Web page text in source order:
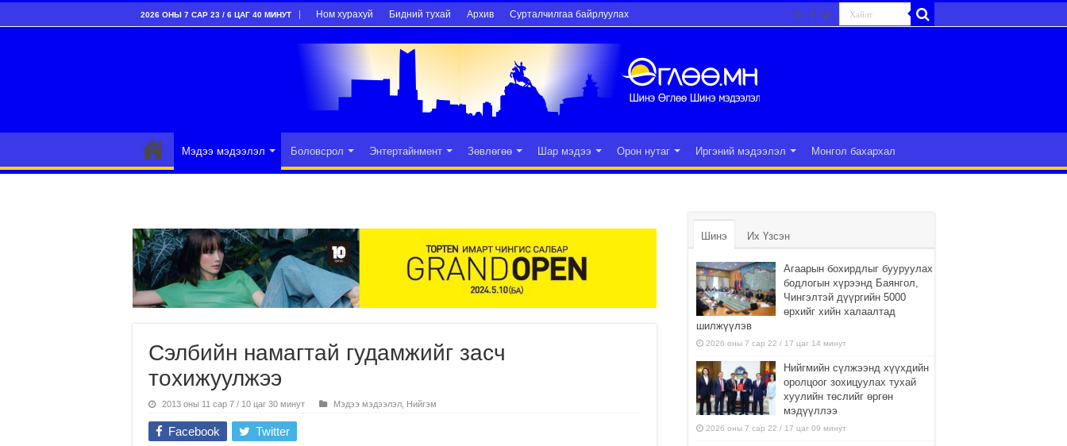
2026 ОНЫ 7 САР 23 / 6 ЦАГ 40 МИНУТ Ном хурахуй Бидний тухай Архив Сурталчилгаа байрлуулах
Мэдээ мэдээлэл Боловсрол Энтертайнмент Зөвлөгөө Шар мэдээ Орон нутаг Иргэний мэдээлэл Монгол бахархал
Сэлбийн намагтай гудамжийг засч
тохижуулжээ
2013 оны 11 сар 7 / 10 цаг 30 минут Мэдээ мэдээлэл Нийгэм
Facebook Twitter
Шинэ Их Үзсэн
Агаарын бохирдлыг бууруулах
бодлогын хүрээнд Баянгол,
Чингэлтэй дүүргийн 5000
өрхийг хийн халаалтад
шилжүүлэв
2026 оны 7 сар 22 / 17 цаг 14 минут
Нийгмийн сүлжээнд хүүхдийн
оролцоог зохицуулах тухай
хуулийн төслийг өргөн
мэдүүллээ
2026 оны 7 сар 22 / 17 цаг 09 минут